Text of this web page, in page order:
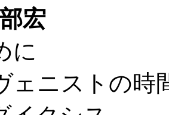
宏
に
ニストの時